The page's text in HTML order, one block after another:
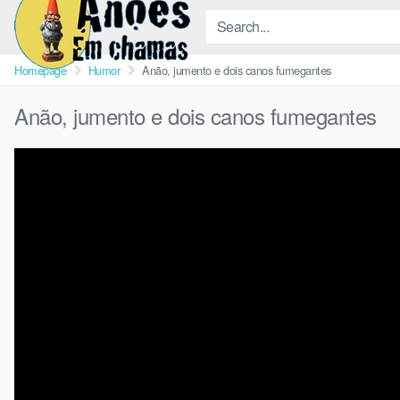
Skip
content
Homepage Humor Anão, jumento e dois canos fumegantes
Anão, jumento e dois canos fumegantes